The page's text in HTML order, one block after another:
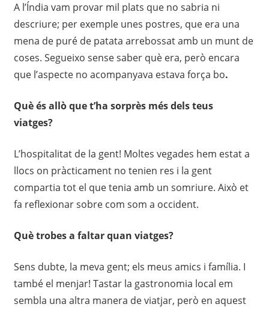
A l’Índia vam provar mil plats que no sabria ni
descriure; per exemple unes postres, que era una
mena de puré de patata arrebossat amb un munt de
coses. Segueixo sense saber què era, però encara
que l’aspecte no acompanyava estava força bo.
Què és allò que t’ha sorprès més dels teus
viatges?
L’hospitalitat de la gent! Moltes vegades hem estat a
llocs on pràcticament no tenien res i la gent
compartia tot el que tenia amb un somriure. Això et
fa reflexionar sobre com som a occident.
Què trobes a faltar quan viatges?
Sens dubte, la meva gent; els meus amics i família. I
també el menjar! Tastar la gastronomia local em
sembla una altra manera de viatjar, però en aquest